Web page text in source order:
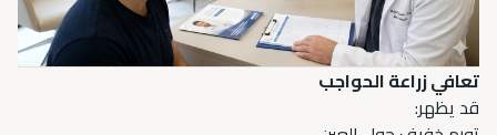
تعافي زراعة الحواجب
قد يظهر: